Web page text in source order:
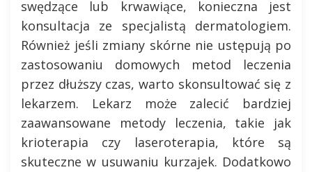
swędzące lub krwawiące, konieczna jest
konsultacja ze specjalistą dermatologiem.
Również jeśli zmiany skórne nie ustępują po
zastosowaniu domowych metod leczenia
przez dłuższy czas, warto skonsultować się z
lekarzem. Lekarz może zalecić bardziej
zaawansowane metody leczenia, takie jak
krioterapia czy laseroterapia, które są
skuteczne w usuwaniu kurzajek. Dodatkowo